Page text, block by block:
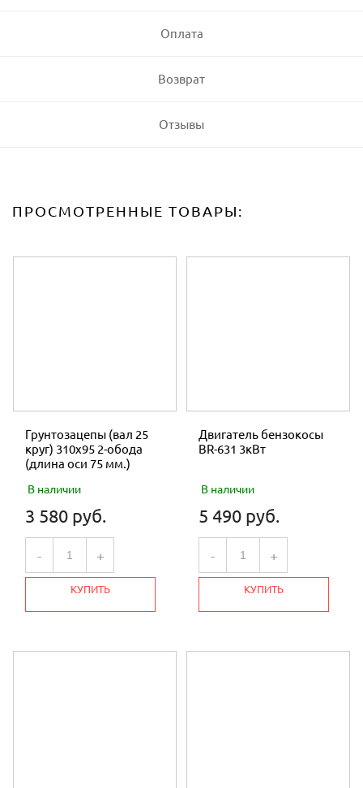
Оплата
Возврат
Отзывы
ПРОСМОТРЕННЫЕ ТОВАРЫ:
Грунтозацепы (вал 25
круг) 310х95 2-обода
(длина оси 75 мм.)
В наличии
3 580 руб.
- +
КУПИТЬ
Двигатель бензокосы
BR-631 3кВт
В наличии
5 490 руб.
- +
КУПИТЬ